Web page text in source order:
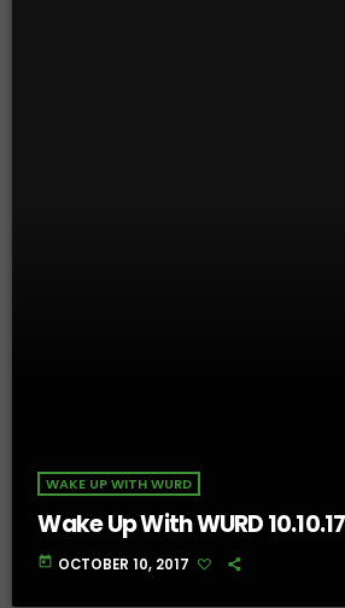
WAKE UP WITH WURD
Wake Up With WURD
today OCTOBER 10, 2017